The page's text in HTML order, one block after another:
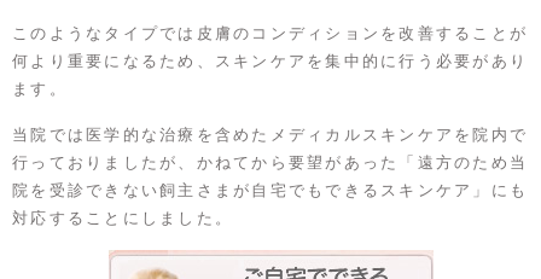
このようなタイプでは皮膚のコンディションを改善することが
何より重要になるため、スキンケアを集中的に行う必要があり
ます。
当院では医学的な治療を含めたメディカルスキンケアを院内で
行っておりましたが、かねてから要望があった「遠方のため当
院を受診できない飼主さまが自宅でもできるスキンケア」にも
対応することにしました。